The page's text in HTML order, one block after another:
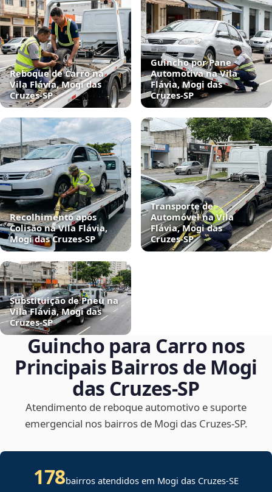
Reboque de Carro na
Vila Flávia, Mogi das
Cruzes‑SP
Guincho por Pane
Automotiva na Vila
Flávia, Mogi das
Cruzes‑SP
Recolhimento após
Colisão na Vila Flávia,
Mogi das Cruzes‑SP
Transporte de
Automóvel na Vila
Flávia, Mogi das
Cruzes‑SP
Substituição de Pneu na
Vila Flávia, Mogi das
Cruzes‑SP
Guincho para Carro nos
Principais Bairros de Mogi
das Cruzes‑SP
Atendimento de reboque automotivo e suporte
emergencial nos bairros de Mogi das Cruzes‑SP.
178bairros atendidos em Mogi das Cruzes-SE